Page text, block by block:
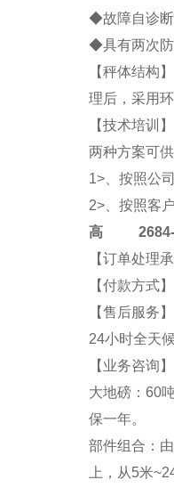
◆故障自诊断
◆具有两次防
【秤体结构
理后，采用
【技术培训
两种方案可
1>、按照公
2>、按照客
高2684-
【订单处理
【付款方式
【售后服务
24小时全天
【业务咨询
大地磅：60
保一年。
部件组合：由
上，从5米